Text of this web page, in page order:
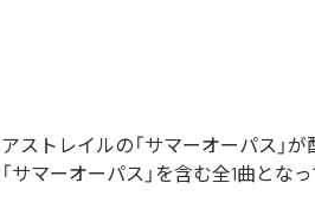
アストレイルの「サマーオーパス」
「サマーオーパス」を含む全1曲となっ